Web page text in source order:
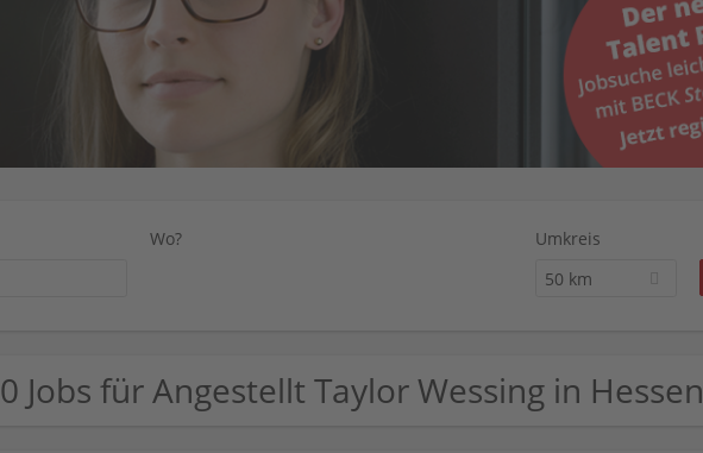
Wo?
Umkreis
50 km
0 Jobs für Angestellt Taylor Wessing in Hessen